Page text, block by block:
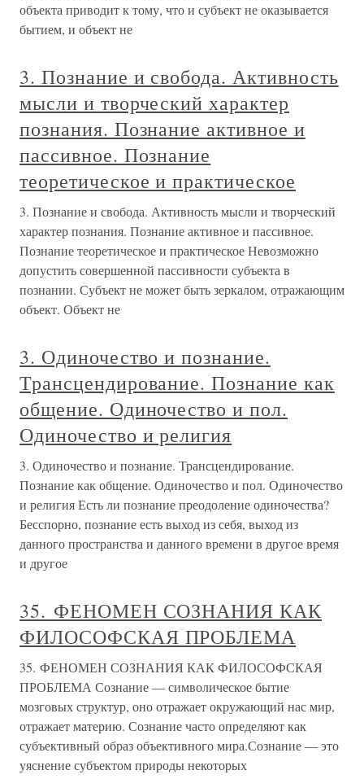
объекта приводит к тому, что и субъект не оказывается
бытием, и объект не
3. Познание и свобода. Активность
мысли и творческий характер
познания. Познание активное и
пассивное. Познание
теоретическое и практическое
3. Познание и свобода. Активность мысли и творческий
характер познания. Познание активное и пассивное.
Познание теоретическое и практическое Невозможно
допустить совершенной пассивности субъекта в
познании. Субъект не может быть зеркалом, отражающим
объект. Объект не
3. Одиночество и познание.
Трансцендирование. Познание как
общение. Одиночество и пол.
Одиночество и религия
3. Одиночество и познание. Трансцендирование.
Познание как общение. Одиночество и пол. Одиночество
и религия Есть ли познание преодоление одиночества?
Бесспорно, познание есть выход из себя, выход из
данного пространства и данного времени в другое время
и другое
35. ФЕНОМЕН СОЗНАНИЯ КАК
ФИЛОСОФСКАЯ ПРОБЛЕМА
35. ФЕНОМЕН СОЗНАНИЯ КАК ФИЛОСОФСКАЯ
ПРОБЛЕМА Сознание — символическое бытие
мозговых структур, оно отражает окружающий нас мир,
отражает материю. Сознание часто определяют как
субъективный образ объективного мира.Сознание — это
уяснение субъектом природы некоторых